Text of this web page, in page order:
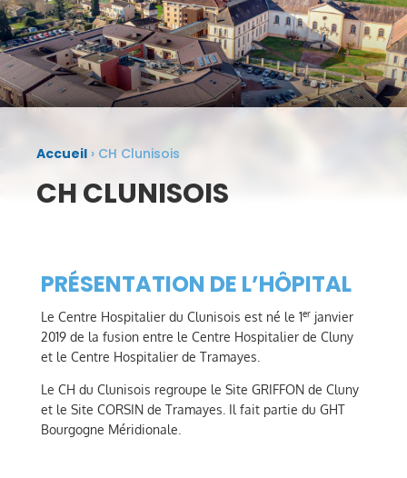
Accueil › CH Clunisois
CH CLUNISOIS
PRÉSENTATION DE L’HÔPITAL
Le Centre Hospitalier du Clunisois est né le 1erjanvier
2019 de la fusion entre le Centre Hospitalier de Cluny
et le Centre Hospitalier de Tramayes.
Le CH du Clunisois regroupe le Site GRIFFON de Cluny
et le Site CORSIN de Tramayes. Il fait partie du GHT
Bourgogne Méridionale.